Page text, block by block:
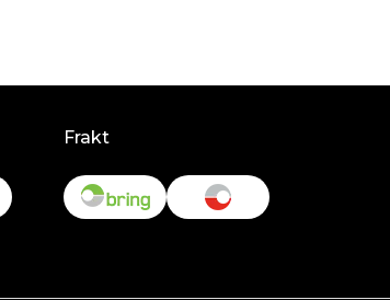
Frakt